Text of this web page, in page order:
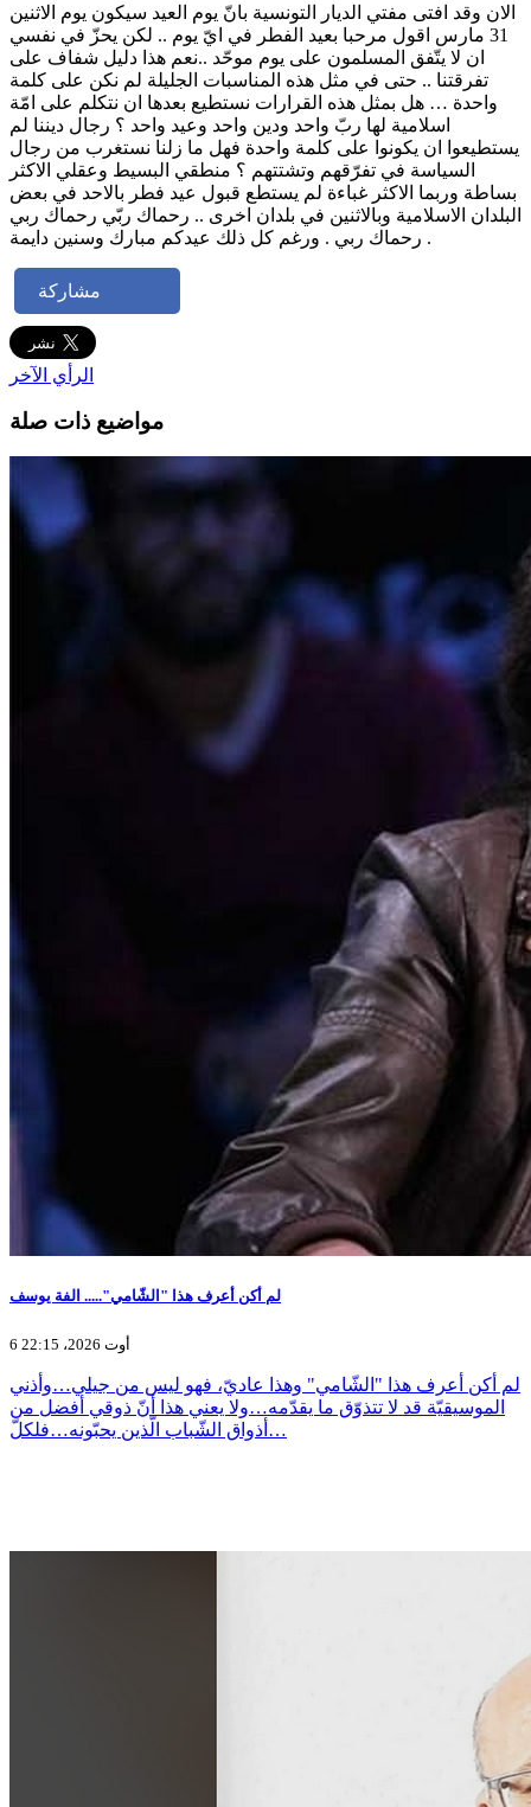
الان وقد افتى مفتي الديار التونسية بانّ يوم العيد سيكون يوم الاثنين
31 مارس اقول مرحبا بعيد الفطر في ايّ يوم .. لكن يحزّ في نفسي
ان لا يتّفق المسلمون على يوم موحّد ..نعم هذا دليل شفاف على
تفرقتنا .. حتى في مثل هذه المناسبات الجليلة لم نكن على كلمة
واحدة … هل بمثل هذه القرارات نستطيع بعدها ان نتكلم على امّة
اسلامية لها ربّ واحد ودين واحد وعيد واحد ؟ رجال ديننا لم
يستطيعوا ان يكونوا على كلمة واحدة فهل ما زلنا نستغرب من رجال
السياسة في تفرّقهم وتشتتهم ؟ منطقي البسيط وعقلي الاكثر
بساطة وربما الاكثر غباءة لم يستطع قبول عيد فطر بالاحد في بعض
البلدان الاسلامية وبالاثنين في بلدان اخرى .. رحماك ربّي رحماك ربي
رحماك ربي . ورغم كل ذلك عيدكم مبارك وسنين دايمة .
مشاركة
الرأي الآخر
مواضيع ذات صلة
لم أكن أعرف هذا "الشّامي"..... الفة يوسف
6 أوت 2026، 22:15
لم أكن أعرف هذا "الشّامي" وهذا عاديّ، فهو ليس من جيلي…وأذني
الموسيقيّة قد لا تتذوّق ما يقدّمه…ولا يعني هذا أنّ ذوقي أفضل من
أذواق الشّباب الّذين يحبّونه…فلكلّ…